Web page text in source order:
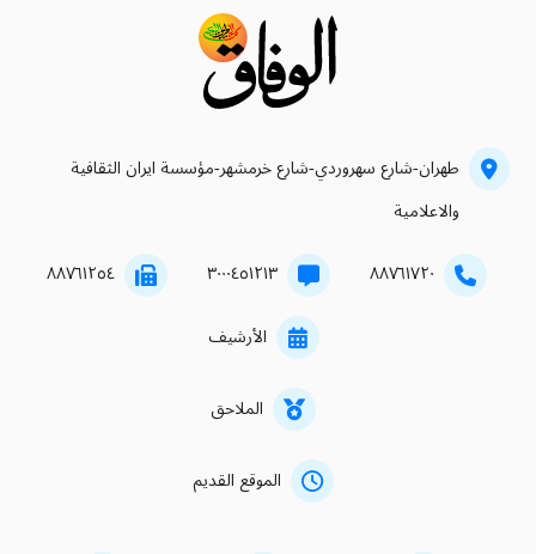
طهران-شارع سهروردي-شارع خرمشهر-مؤسسة ايران الثقافية
والاعلامية
۸۸۷٦۱۷۲۰ ۳۰۰۰٤٥۱۲۱۳ ۸۸۷٦۱۲٥٤
الأرشيف
الملاحق
الموقع القديم